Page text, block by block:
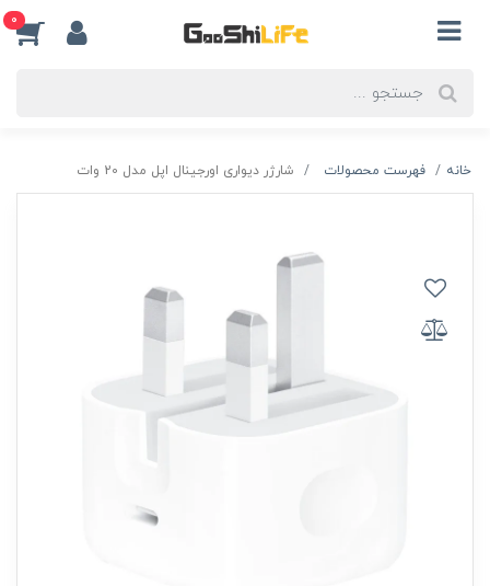
0
خانه فهرست محصولات شارژر دیواری اورجینال اپل مدل 20 وات